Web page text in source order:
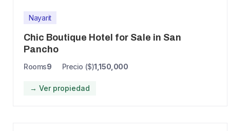
Nayarit
Chic Boutique Hotel for Sale in San
Pancho
Rooms9 Precio ($)1,150,000
→ Ver propiedad